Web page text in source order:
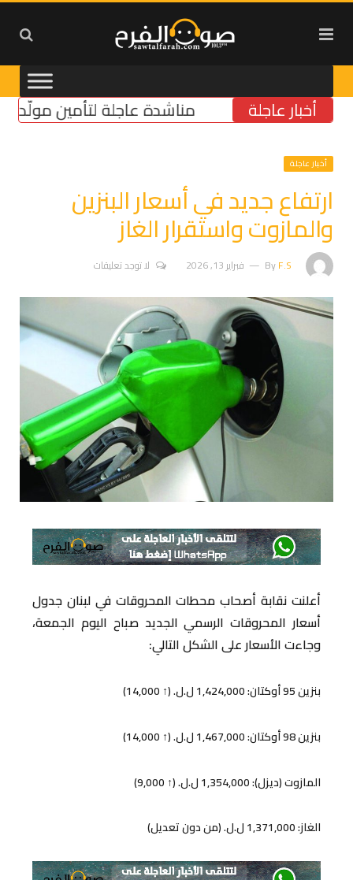
أخبار عاجلة مناشدة عاجلة لتأمين مولّد
أخبار عاجلة
ارتفاع جديد في أسعار البنزين
والمازوت واستقرار الغاز
ByF.S فبراير 13, 2026 لا توجد تعليقات
أعلنت نقابة أصحاب محطات المحروقات في لبنان جدول
أسعار المحروقات الرسمي الجديد صباح اليوم الجمعة،
وجاءت الأسعار على الشكل التالي:
بنزين 95 أوكتان: 1,424,000 ل.ل. (↑ 14,000)
بنزين 98 أوكتان: 1,467,000 ل.ل. (↑ 14,000)
المازوت (ديزل): 1,354,000 ل.ل. (↑ 9,000)
الغاز: 1,371,000 ل.ل. (من دون تعديل)